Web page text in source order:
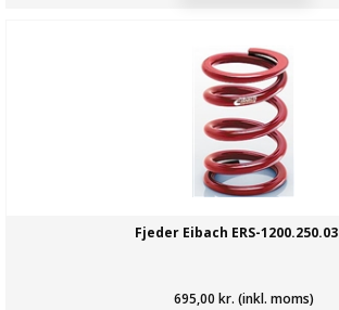
Fjeder Eibach ERS-
695,00 kr. (inkl. moms)